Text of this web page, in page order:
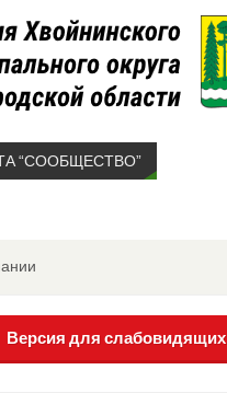
“СООБЩЕСТВО”
Версия для слабовидящих